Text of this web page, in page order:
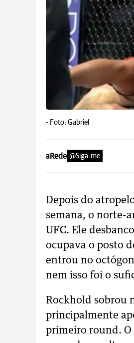
- Foto: Gabriel
aRede @Siga-me
Depois do
semana, o norte-
UFC. Ele
ocupava o posto
entrou no
nem isso foi o
Rockhold sobrou
principalmente
primeiro round. O